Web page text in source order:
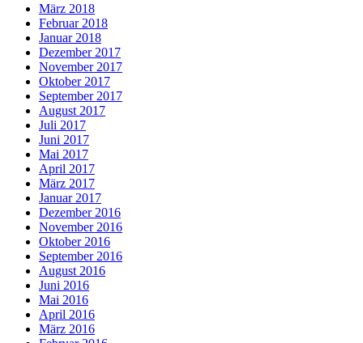
März 2018
Februar 2018
Januar 2018
Dezember 2017
November 2017
Oktober 2017
September 2017
August 2017
Juli 2017
Juni 2017
Mai 2017
April 2017
März 2017
Januar 2017
Dezember 2016
November 2016
Oktober 2016
September 2016
August 2016
Juni 2016
Mai 2016
April 2016
März 2016